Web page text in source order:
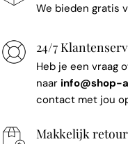
We bieden gratis
24/7
Heb je een vraag
naar info@shop-
contact met jou
Makkelijk